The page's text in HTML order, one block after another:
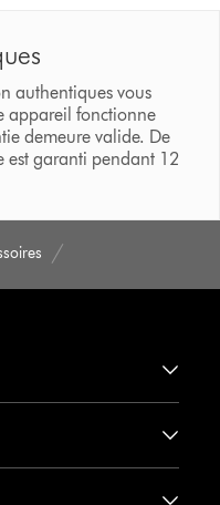
authentiques vous
appareil fonctionne
demeure valide. De
est garanti pendant 12